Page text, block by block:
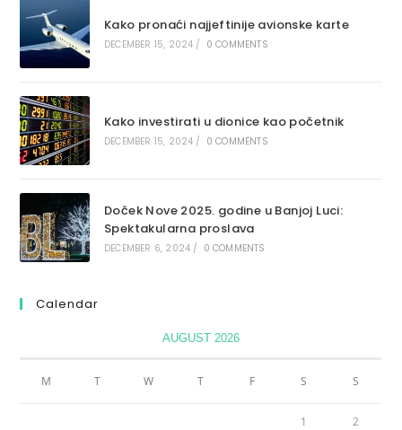
Kako pronaći najjeftinije avionske karte
DECEMBER 15, 2024 / 0 COMMENTS
Kako investirati u dionice kao početnik
DECEMBER 15, 2024 / 0 COMMENTS
Doček Nove 2025. godine u Banjoj Luci:
Spektakularna proslava
DECEMBER 6, 2024 / 0 COMMENTS
Calendar
AUGUST 2026
M T W T F S S
1 2